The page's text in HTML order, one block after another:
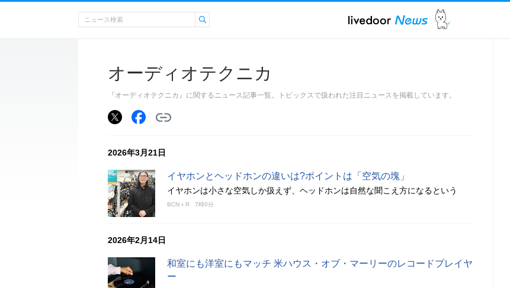
オーディオテクニカ
『オーディオテクニカ』に関するニュース記事一覧。トピックスで扱われた注目ニュースを掲載しています。
2026年3月21日
イヤホンとヘッドホンの違いは?ポイントは「空気の塊」
イヤホンは小さな空気しか扱えず、ヘッドホンは自然な聞こえ方になるという
BCN＋R 7時0分
2026年2月14日
和室にも洋室にもマッチ 米ハウス・オブ・マーリーのレコードプレイヤ
ー